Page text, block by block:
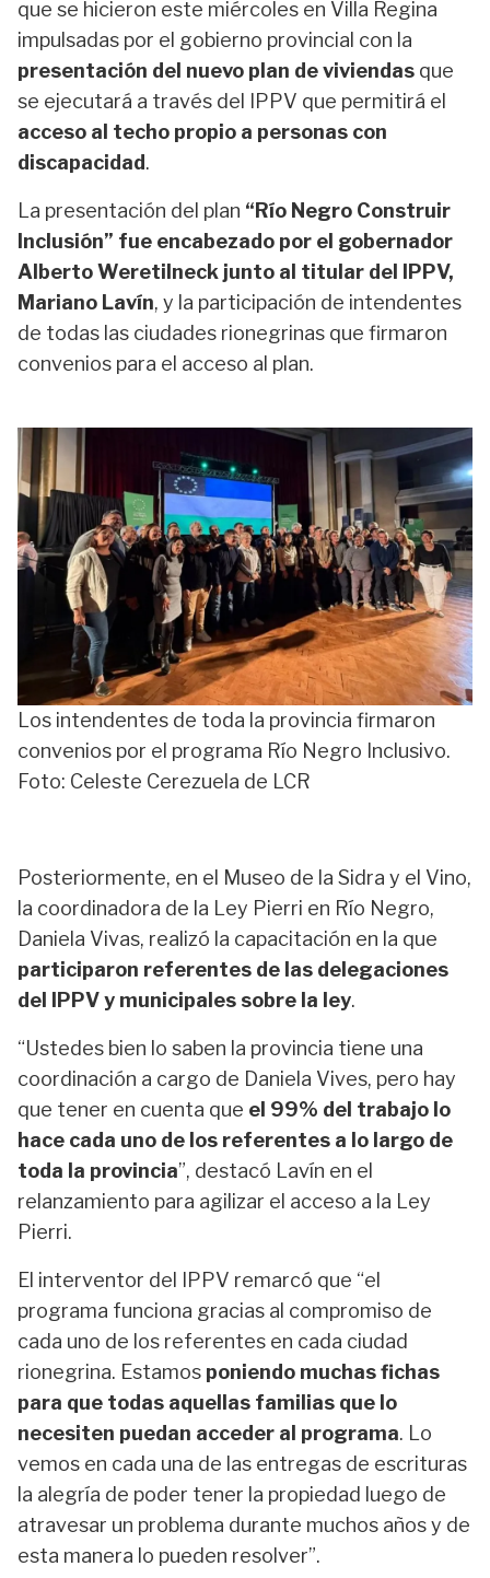
que se hicieron este miércoles en Villa Regina
impulsadas por el gobierno provincial con la
presentación del nuevo plan de viviendas que
se ejecutará a través del IPPV que permitirá el
acceso al techo propio a personas con
discapacidad.
La presentación del plan “Río Negro Construir
Inclusión” fue encabezado por el gobernador
Alberto Weretilneck junto al titular del IPPV,
Mariano Lavín, y la participación de intendentes
de todas las ciudades rionegrinas que firmaron
convenios para el acceso al plan.
Los intendentes de toda la provincia firmaron
convenios por el programa Río Negro Inclusivo.
Foto: Celeste Cerezuela de LCR
Posteriormente, en el Museo de la Sidra y el Vino,
la coordinadora de la Ley Pierri en Río Negro,
Daniela Vivas, realizó la capacitación en la que
participaron referentes de las delegaciones
del IPPV y municipales sobre la ley.
“Ustedes bien lo saben la provincia tiene una
coordinación a cargo de Daniela Vives, pero hay
que tener en cuenta que el 99% del trabajo lo
hace cada uno de los referentes a lo largo de
toda la provincia”, destacó Lavín en el
relanzamiento para agilizar el acceso a la Ley
Pierri.
El interventor del IPPV remarcó que “el
programa funciona gracias al compromiso de
cada uno de los referentes en cada ciudad
rionegrina. Estamos poniendo muchas fichas
para que todas aquellas familias que lo
necesiten puedan acceder al programa. Lo
vemos en cada una de las entregas de escrituras
la alegría de poder tener la propiedad luego de
atravesar un problema durante muchos años y de
esta manera lo pueden resolver”.